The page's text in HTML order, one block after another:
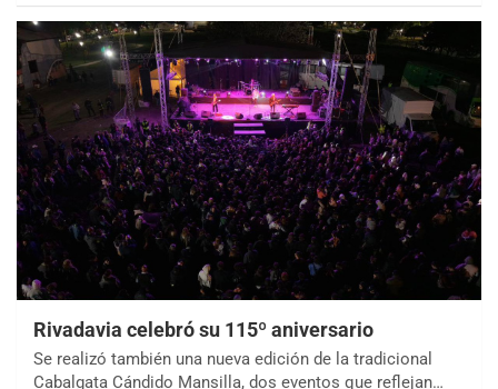
Rivadavia celebró su 115º aniversario
Se realizó también una nueva edición de la tradicional
Cabalgata Cándido Mansilla, dos eventos que reflejan…